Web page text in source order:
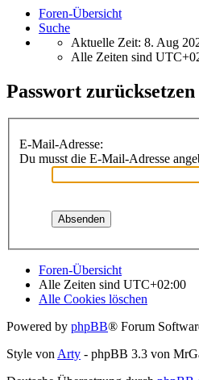
Foren-Übersicht
Suche
Aktuelle Zeit: 8. Aug
Alle Zeiten sind
Passwort zurücksetzen
E-Mail-Adresse:
Du musst die E-Mail-Adresse
Foren-Übersicht
Alle Zeiten sind UTC+02:00
Alle Cookies löschen
Powered by phpBB® Forum
Style von Arty - phpBB 3.3 von